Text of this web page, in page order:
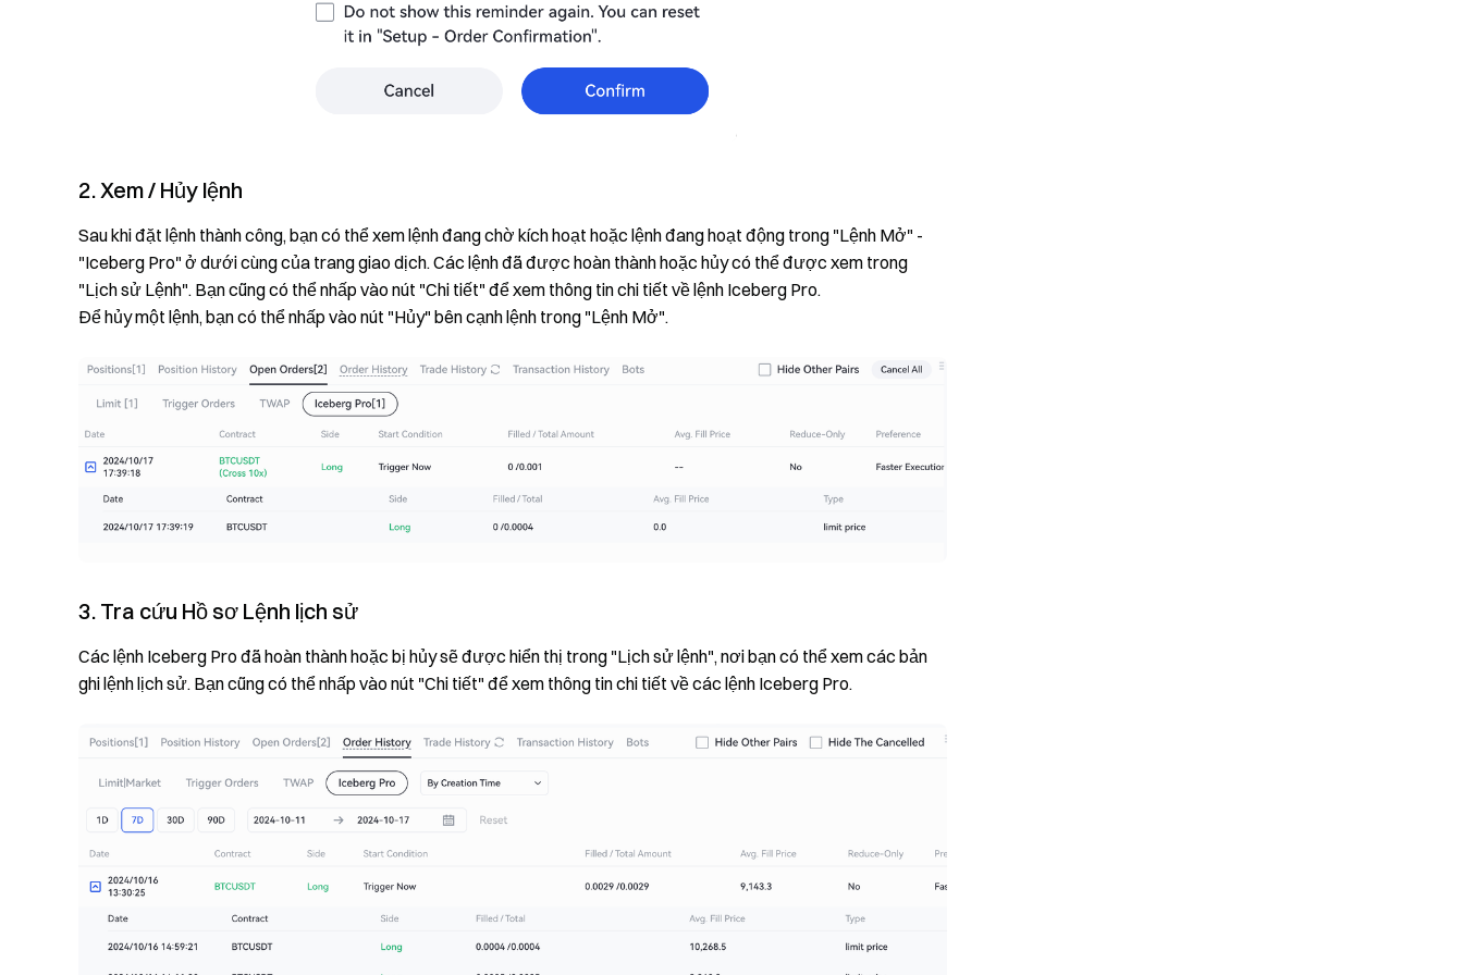
2. Xem / Hủy lệnh
Sau khi đặt lệnh thành công, bạn có thể xem lệnh đang chờ kích hoạt hoặc lệnh đang hoạt động trong "Lệnh Mở" -
"Iceberg Pro" ở dưới cùng của trang giao dịch. Các lệnh đã được hoàn thành hoặc hủy có thể được xem trong
"Lịch sử Lệnh". Bạn cũng có thể nhấp vào nút "Chi tiết" để xem thông tin chi tiết về lệnh Iceberg Pro.
Để hủy một lệnh, bạn có thể nhấp vào nút "Hủy" bên cạnh lệnh trong "Lệnh Mở".
3. Tra cứu Hồ sơ Lệnh lịch sử
Các lệnh Iceberg Pro đã hoàn thành hoặc bị hủy sẽ được hiển thị trong "Lịch sử lệnh", nơi bạn có thể xem các bản
ghi lệnh lịch sử. Bạn cũng có thể nhấp vào nút "Chi tiết" để xem thông tin chi tiết về các lệnh Iceberg Pro.